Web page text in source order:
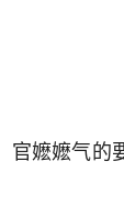
嬷嬷气的